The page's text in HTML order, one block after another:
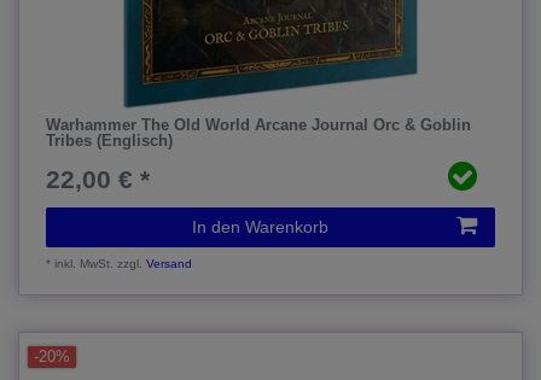
Warhammer The Old World Arcane Journal Orc & Goblin
Tribes (Englisch)
22,00 € *
In den Warenkorb
*inkl. MwSt. zzgl.Versand
-20%